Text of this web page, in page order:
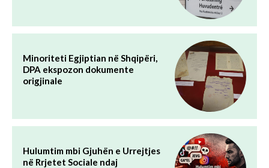
Minoriteti Egjiptian në Shqipëri,
DPA ekspozon dokumente
origjinale
Hulumtim mbi Gjuhën e Urrejtjes
në Rrjetet Sociale ndaj